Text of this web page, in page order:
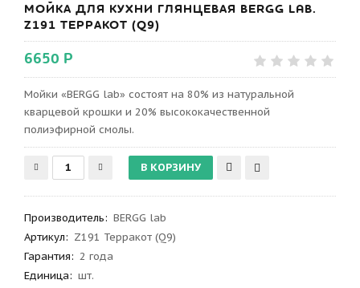
МОЙКА ДЛЯ КУХНИ ГЛЯНЦЕВАЯ BERGG LAB.
Z191 ТЕРРАКОТ (Q9)
6650 Р
Мойки «BERGG lab» состоят на 80% из натуральной
кварцевой крошки и 20% высококачественной
полиэфирной смолы.
Производитель: BERGG lab
Артикул: Z191 Терракот (Q9)
Гарантия: 2 года
Единица: шт.